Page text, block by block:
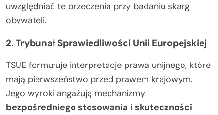
uwzględniać te orzeczenia przy badaniu skarg
obywateli.
2. Trybunał Sprawiedliwości Unii Europejskiej
TSUE formułuje interpretacje prawa unijnego, które
mają pierwszeństwo przed prawem krajowym.
Jego wyroki angażują mechanizmy
bezpośredniego stosowania i skuteczności